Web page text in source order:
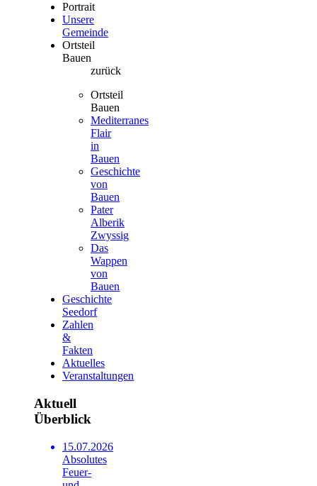
Portrait
Unsere
Gemeinde
Ortsteil
Bauen
zurück
Ortsteil
Bauen
Mediterranes
Flair
in
Bauen
Geschichte
von
Bauen
Pater
Alberik
Zwyssig
Das
Wappen
von
Bauen
Geschichte
Seedorf
Zahlen
&
Fakten
Aktuelles
Veranstaltungen
Aktuell
Überblick
15.07.2026
Absolutes
Feuer-